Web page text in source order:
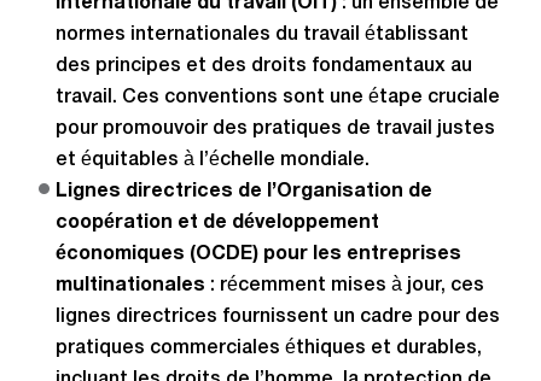
internationale du travail (OIT) : un ensemble de
normes internationales du travail établissant
des principes et des droits fondamentaux au
travail. Ces conventions sont une étape cruciale
pour promouvoir des pratiques de travail justes
et équitables à l’échelle mondiale.
Lignes directrices de l’Organisation de
coopération et de développement
économiques (OCDE) pour les entreprises
multinationales : récemment mises à jour, ces
lignes directrices fournissent un cadre pour des
pratiques commerciales éthiques et durables,